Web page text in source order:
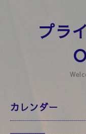
プラ
カレンダー